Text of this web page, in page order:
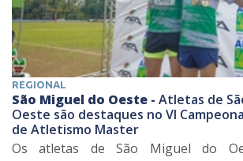
REGIONAL
São Miguel do Oeste - Atletas de
Oeste são destaques no VI
de Atletismo Master
Os atletas de São Miguel do